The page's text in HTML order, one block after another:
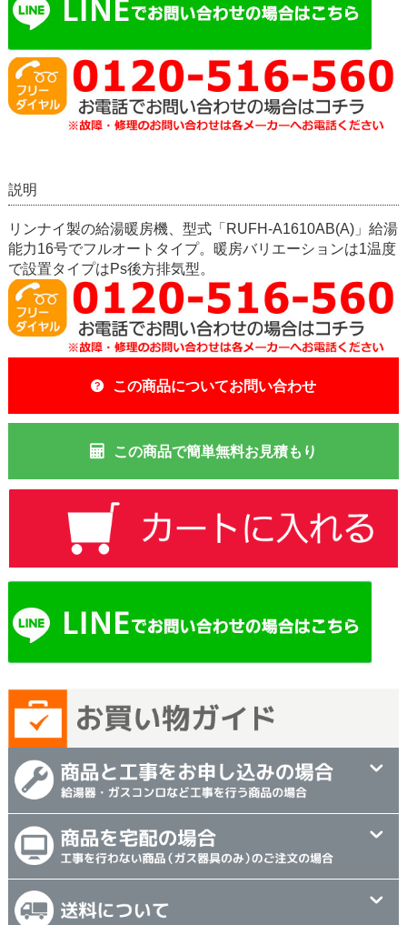
説明
リンナイ製の給湯暖房機、型式「RUFH-A1610AB(A)」給湯
能力16号でフルオートタイプ。暖房バリエーションは1温度
で設置タイプはPs後方排気型。
この商品についてお問い合わせ
この商品で簡単無料お見積もり